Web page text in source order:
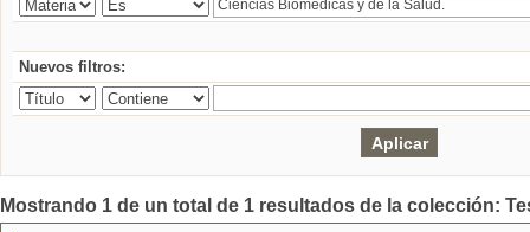
Nuevos filtros:
Mostrando 1 de un total de 1 resultados de la colección: